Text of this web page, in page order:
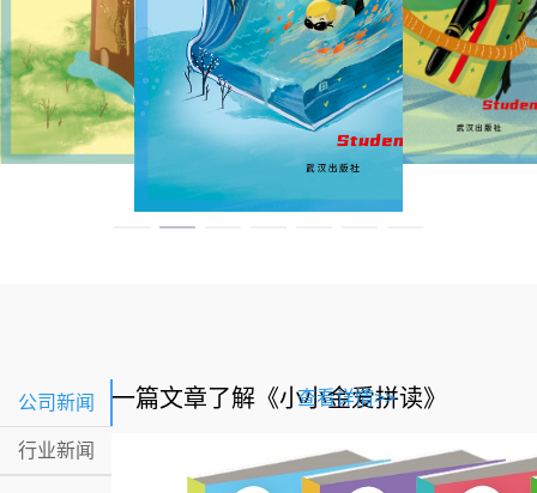
公司新闻
行业新闻
一篇文章了解《小小金爱拼读》
查看详情>>
念》疯狂打call！